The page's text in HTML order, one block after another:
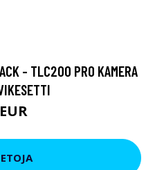
- TLC200 PRO KAMERA